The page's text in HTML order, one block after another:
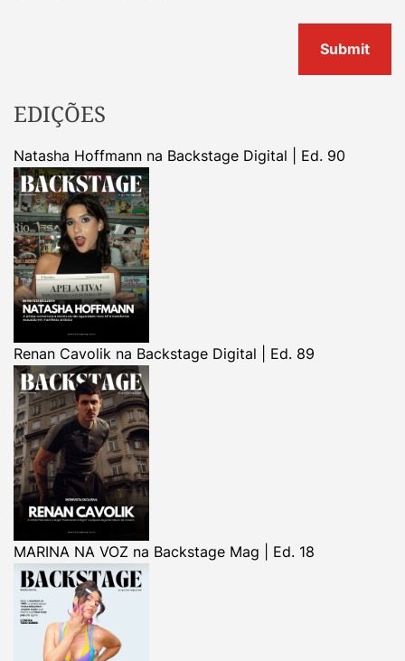
EDIÇÕES
Natasha Hoffmann na Backstage Digital | Ed. 90
Renan Cavolik na Backstage Digital | Ed. 89
MARINA NA VOZ na Backstage Mag | Ed. 18